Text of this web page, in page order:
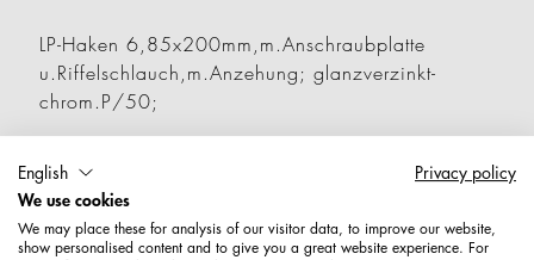
LP-Haken 6,85x200mm,m.Anschraubplatte
u.Riffelschlauch,m.Anzehung; glanzverzinkt-
chrom.P/50;
Länge: 200 mm
Durchmesser / Stärke: 6,85 mm
Nettogewicht: 0,080 kg
English
Privacy policy
We use cookies
We may place these for analysis of our visitor data, to improve our website,
show personalised content and to give you a great website experience. For